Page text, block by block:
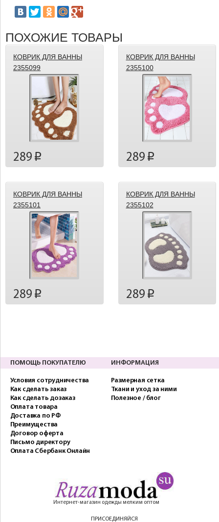
ПОХОЖИЕ ТОВАРЫ
КОВРИК ДЛЯ ВАННЫ
2355099
289 p
КОВРИК ДЛЯ ВАННЫ
2355100
289 p
КОВРИК ДЛЯ ВАННЫ
2355101
289 p
КОВРИК ДЛЯ ВАННЫ
2355102
289 p
ПОМОЩЬ ПОКУПАТЕЛЮ
Условия сотрудничества
Как сделать заказ
Как сделать дозаказ
Оплата товара
Доставка по РФ
Преимущества
Договор оферта
Письмо директору
Оплата Сбербанк Онлайн
ИНФОРМАЦИЯ
Размерная сетка
Ткани и уход за ними
Полезное / блог
Интернет-магазин одежды мелким оптом
ПРИСОЕДИНЯЙСЯ